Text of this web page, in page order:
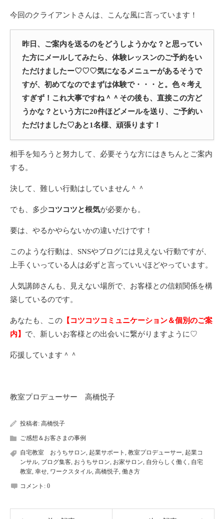
今回のクライアントさんは、こんな風に言っています！
昨日、ご案内を送るのをどうしようかな？と思ってい
た方にメールしてみたら、体験レッスンのご予約をい
ただけましたー♡♡♡気になるメニューがあるそうで
すが、初めてなのでまずは体験で・・・と。色々考え
すぎず！これ大事ですね＾＾その後も、直接この方ど
うかな？という方に20件ほどメールを送り、ご予約い
ただけました♡あと1名様、頑張ります！
相手を知ろうと努力して、必要そうな方にはきちんとご案内
する。
決して、難しい行動はしていません＾＾
でも、多少コツコツと根気が必要かも。
要は、やるかやらないかの違いだけです！
このような行動は、SNSやブログには見えない行動ですが、
上手くいっている人は必ずと言っていいほどやっています。
人気講師さんも、見えない場所で、お客様との信頼関係を構
築しているのです。
あなたも、この 【コツコツコミュニケーション＆個別のご案
内】 で、新しいお客様との出会いに繋がりますように♡
応援しています＾＾
教室プロデューサー 高橋悦子
投稿者: 高橋悦子
ご感想＆お客さまの事例
自宅教室 おうちサロン, 起業サポート , 教室プロデューサー, 起業コ
ンサル, ブログ集客, おうちサロン, お家サロン, 自分らしく働く , 自宅
教室, 幸せ, ワークスタイル, 高橋悦子, 働き方
コメント: 0